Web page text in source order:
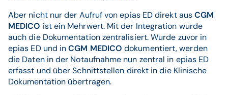
Aber nicht nur der Aufruf von epias ED direkt ausCGM
MEDICO ist ein Mehrwert. Mit der Integration wurde
auch die Dokumentation zentralisiert. Wurde zuvor in
epias ED und inCGM MEDICOdokumentiert, werden
die Daten in der Notaufnahme nun zentral in epias ED
erfasst und über Schnittstellen direkt in die Klinische
Dokumentation übertragen.